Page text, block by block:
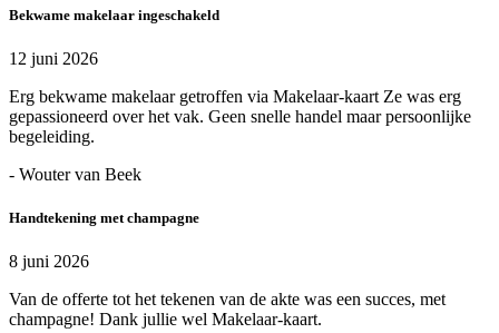
Bekwame makelaar ingeschakeld
12 juni 2026
Erg bekwame makelaar getroffen via Makelaar-kaart Ze was erg
gepassioneerd over het vak. Geen snelle handel maar persoonlijke
begeleiding.
- Wouter van Beek
Handtekening met champagne
8 juni 2026
Van de offerte tot het tekenen van de akte was een succes, met
champagne! Dank jullie wel Makelaar-kaart.